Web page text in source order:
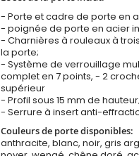
- Porte et cadre de porte en
- poignée de porte en acier
- Charnières à rouleaux à
la porte;
- Système de verrouillage
complet en 7 points, - 2
supérieur
- Profil sous 15 mm de hauteur;
- Serrure à insert anti-
Couleurs de porte disponibles:
anthracite, blanc, noir, gris